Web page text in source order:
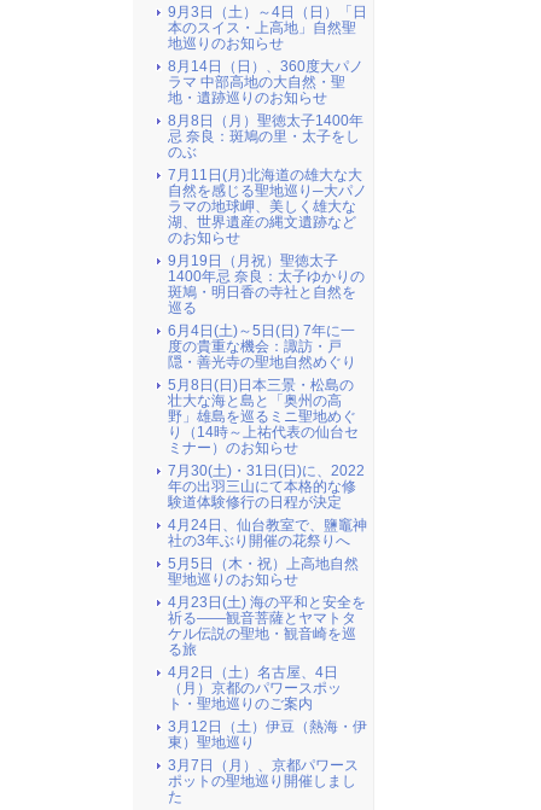
9月3日（土）～4日（日）「日
本のスイス・上高地」自然聖
地巡りのお知らせ
8月14日（日）、360度大パノ
ラマ 中部高地の大自然・聖
地・遺跡巡りのお知らせ
8月8日（月）聖徳太子1400年
忌 奈良：斑鳩の里・太子をし
のぶ
7月11日(月)北海道の雄大な大
自然を感じる聖地巡り─大パノ
ラマの地球岬、美しく雄大な
湖、世界遺産の縄文遺跡など
のお知らせ
9月19日（月祝）聖徳太子
1400年忌 奈良：太子ゆかりの
斑鳩・明日香の寺社と自然を
巡る
6月4日(土)～5日(日) 7年に一
度の貴重な機会：諏訪・戸
隠・善光寺の聖地自然めぐり
5月8日(日)日本三景・松島の
壮大な海と島と「奥州の高
野」雄島を巡るミニ聖地めぐ
り（14時～上祐代表の仙台セ
ミナー）のお知らせ
7月30(土)・31日(日)に、2022
年の出羽三山にて本格的な修
験道体験修行の日程が決定
4月24日、仙台教室で、鹽竈神
社の3年ぶり開催の花祭りへ
5月5日（木・祝）上高地自然
聖地巡りのお知らせ
4月23日(土) 海の平和と安全を
祈る――観音菩薩とヤマトタ
ケル伝説の聖地・観音崎を巡
る旅
4月2日（土）名古屋、4日
（月）京都のパワースポッ
ト・聖地巡りのご案内
3月12日（土）伊豆（熱海・伊
東）聖地巡り
3月7日（月）、京都パワース
ポットの聖地巡り開催しまし
た